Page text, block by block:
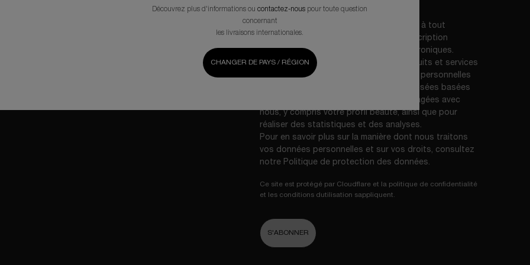
Helena Rubinstein par e-mail.
Vous pouvez retirer votre consentement à tout
moment, notamment via le lien de désinscription
présent dans nos communications électroniques.
L'Oréal France, en relation avec les produits et services
Helena Rubinstein, utilisera vos données personnelles
pour vous envoyer des offres personnalisées basées
sur les informations que vous avez partagées avec
nous, y compris votre profil beauté, ainsi que pour
réaliser des statistiques et des analyses.
Pour en savoir plus sur la manière dont nous traitons
vos données personnelles et sur vos droits, consultez
notre Politique de protection des données.
Ce site est protégé par Cloudflare et la politique de confidentialité
et les conditions dutilisation sappliquent.
S'ABONNER
Découvrez plus d'informations ou contactez-nous pour toute question
concernant
les livraisons internationales.
CHANGER DE PAYS / RÉGION